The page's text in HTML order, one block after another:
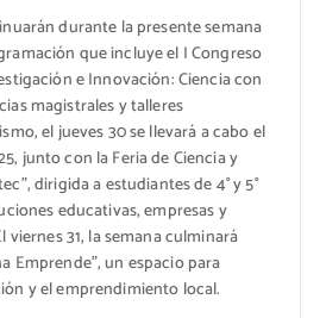
durante la presente semana
que incluye el I Congreso
e Innovación: Ciencia con
magistrales y talleres
el jueves 30 se llevará a cabo el
junto con la Feria de Ciencia y
dirigida a estudiantes de 4° y 5°
educativas, empresas y
viernes 31, la semana culminará
Emprende”, un espacio para
y el emprendimiento local.